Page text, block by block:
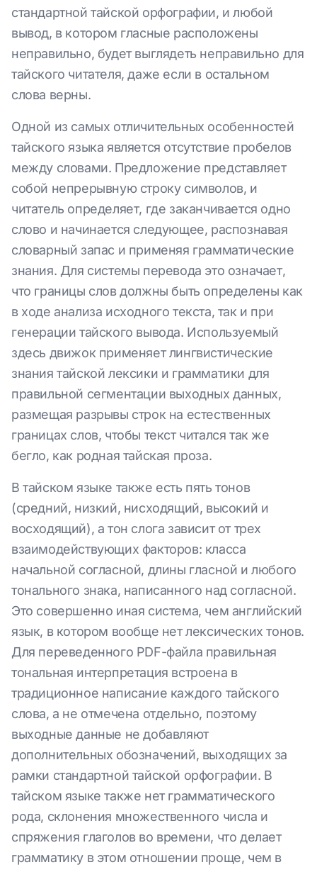
стандартной тайской орфографии, и любой
вывод, в котором гласные расположены
неправильно, будет выглядеть неправильно для
тайского читателя, даже если в остальном
слова верны.
Одной из самых отличительных особенностей
тайского языка является отсутствие пробелов
между словами. Предложение представляет
собой непрерывную строку символов, и
читатель определяет, где заканчивается одно
слово и начинается следующее, распознавая
словарный запас и применяя грамматические
знания. Для системы перевода это означает,
что границы слов должны быть определены как
в ходе анализа исходного текста, так и при
генерации тайского вывода. Используемый
здесь движок применяет лингвистические
знания тайской лексики и грамматики для
правильной сегментации выходных данных,
размещая разрывы строк на естественных
границах слов, чтобы текст читался так же
бегло, как родная тайская проза.
В тайском языке также есть пять тонов
(средний, низкий, нисходящий, высокий и
восходящий), а тон слога зависит от трех
взаимодействующих факторов: класса
начальной согласной, длины гласной и любого
тонального знака, написанного над согласной.
Это совершенно иная система, чем английский
язык, в котором вообще нет лексических тонов.
Для переведенного PDF-файла правильная
тональная интерпретация встроена в
традиционное написание каждого тайского
слова, а не отмечена отдельно, поэтому
выходные данные не добавляют
дополнительных обозначений, выходящих за
рамки стандартной тайской орфографии. В
тайском языке также нет грамматического
рода, склонения множественного числа и
спряжения глаголов во времени, что делает
грамматику в этом отношении проще, чем в